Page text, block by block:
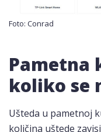
Foto: Conrad
Pametna
koliko se
Ušteda u pametnoj
količina uštede